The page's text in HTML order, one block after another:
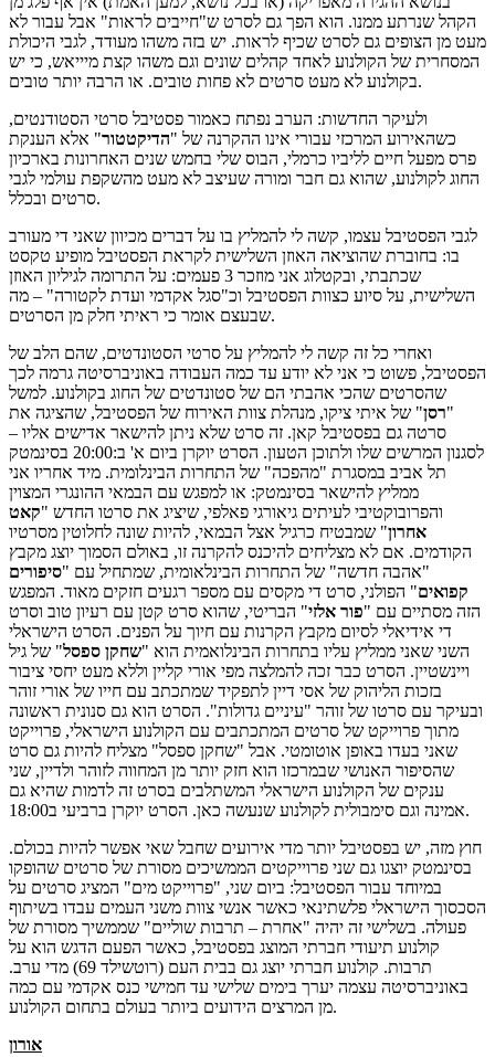
הקהל שנרתע ממנו. הוא הפך גם לסרט ש"חייבים לראות" אבל עבור לא
מעט מן הצופים גם לסרט שכיף לראות. יש בזה משהו מעודד, לגבי היכולת
המסחרית של הקולנוע לאחד קהלים שונים וגם משהו קצת מיייאש, כי יש
בקולנוע לא מעט סרטים לא פחות טובים. או הרבה יותר טובים.
ולעיקר החדשות: הערב נפתח כאמור פסטיבל סרטי הסטודנטים,
כשהאירוע המרכזי עבורי אינו ההקרנה של "הדיקטטור" אלא הענקת
פרס מפעל חיים לליביו כרמלי, הבוס שלי בחמש שנים האחרונות בארכיון
החוג לקולנוע, שהוא גם חבר ומורה שעיצב לא מעט מהשקפת עולמי לגבי
סרטים ובכלל.
לגבי הפסטיבל עצמו, קשה לי להמליץ בו על דברים מכיוון שאני די מעורב
בו: בחוברת שהוציאה האוזן השלישית לקראת הפסטיבל מופיע טקסט
שכתבתי, ובקטלוג אני מוזכר 3 פעמים: על התרומה לגיליון האוזן
השלישית, על סיוע כצוות הפסטיבל וכ"סגל אקדמי ועדת לקטורה" – מה
שבעצם אומר כי ראיתי חלק מן הסרטים.
ואחרי כל זה קשה לי להמליץ על סרטי הסטונדטים, שהם הלב של
הפסטיבל, פשוט כי אני לא יודע עד כמה העבודה באוניברסיטה גרמה לכך
שהסרטים שהכי אהבתי הם של סטונדטים של החוג בקולנוע. למשל
"רסן" של איתי ציקו, מנהלת צוות האירוח של הפסטיבל, שהציגה את
סרטה גם בפסטיבל קאן. זה סרט שלא ניתן להישאר אדישים אליו –
לסגנון המרשים שלו ולתוכן הטעון. הסרט יוקרן ביום א' ב:20:00 בסינמטק
תל אביב במסגרת "מהפכה" של התחרות הבינלומית. מיד אחריו אני
ממליץ להישאר בסינמטק: או למפגש עם הבמאי ההונגרי המצוין
והפרובוקטיבי לעיתים גיאורגי פאלפי, שיציג את סרטו החדש "קאט
אחרון" שמבטיח כרגיל אצל הבמאי, להיות שונה לחלוטין מסרטיו
הקודמים. אם לא מצליחים להיכנס להקרנה זו, באולם הסמוך יוצג מקבץ
"אהבה חדשה" של התחרות הבינלאומית, שמתחיל עם "סיפורים
קפואים" הפולני, סרט די מקסים עם מספר רגעים חזקים מאוד. המפגש
הזה מסתיים עם "פור אלזי" הבריטי, שהוא סרט קטן עם רעיון טוב וסרט
די אידיאלי לסיום מקבץ הקרנות עם חיוך על הפנים. הסרט הישראלי
השני שאני ממליץ עליו בתחרות הבינלואמית הוא "שחקן ספסל" של גיל
ויינשטיין. הסרט כבר זכה להמלצה מפי אורי קליין וללא מעט יחסי ציבור
בזכות הליהוק של אסי דיין לתפקיד שמתכתב עם חייו של אורי זוהר
ובעיקר עם סרטו של זוהר "עיניים גדולות". הסרט הוא גם סנונית ראשונה
מתוך פרוייקט של סרטים המתכתבים עם הקולנוע הישראלי, פרוייקט
שאני בעדו באופן אוטומטי. אבל "שחקן ספסל" מצליח להיות גם סרט
שהסיפור האנושי שבמרכזו הוא חזק יותר מן המחווה לזוהר ולדיין, שני
ענקים של הקולנוע הישראלי המשתלבים בסרט זה לדמות שהיא גם
אמינה וגם סימבולית לקולנוע שנעשה כאן. הסרט יוקרן ברביעי ב18:00.
חוץ מזה, יש בפסטיבל יותר מדי אירועים שחבל שאי אפשר להיות בכולם.
בסינמטק יוצגו גם שני פרוייקטים הממשיכים מסורת של סרטים שהופקו
במיוחד עבור הפסטיבל: ביום שני, "פרוייקט מים" המציג סרטים על
הסכסוך הישראלי פלשתינאי כאשר אנשי צוות משני העמים עבדו בשיתוף
פעולה. בשלישי זה יהיה "אחרת – תרבות שוליים" שממשיך מסורת של
קולנוע תיעודי חברתי המוצג בפסטיבל, כאשר הפעם הדגש הוא על
תרבות. קולנוע חברתי יוצג גם בבית העם (רוטשילד 69) מדי ערב.
באוניברסיטה עצמה יערך בימים שלישי עד חמישי כנס אקדמי עם כמה
מן המרצים הידועים ביותר בעולם בתחום הקולנוע.
אורון